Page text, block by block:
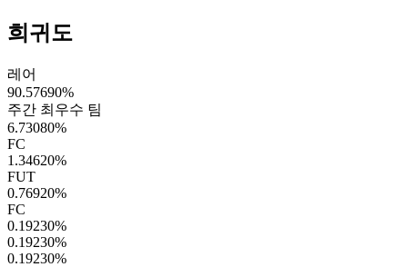
희귀도
레어
90.57690%
주간 최우수 팀
6.73080%
FC
1.34620%
FUT
0.76920%
FC
0.19230%
0.19230%
0.19230%